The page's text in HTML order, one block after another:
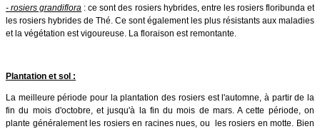
- rosiers grandiflora : ce sont des rosiers hybrides, entre les rosiers floribunda et
les rosiers hybrides de Thé. Ce sont également les plus résistants aux maladies
et la végétation est vigoureuse. La floraison est remontante.
Plantation et sol :
La meilleure période pour la plantation des rosiers est l'automne, à partir de la
fin du mois d'octobre, et jusqu'à la fin du mois de mars. A cette période, on
plante généralement les rosiers en racines nues, ou les rosiers en motte. Bien